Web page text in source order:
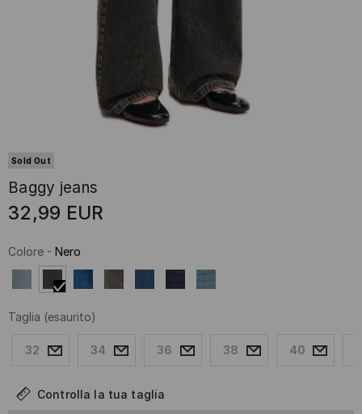
Sold Out
Baggy jeans
32,99 EUR
Colore - Nero
Taglia (esaurito)
32 34 36 38 40
Controlla la tua taglia